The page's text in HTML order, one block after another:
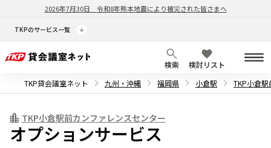
2026年7月30日 令和8年熊本地震により被災された皆さまへ
TKPのサービス一覧
検索
検討リスト
TKP貸会議室ネット
九州・沖縄 福岡県 小倉駅 TKP小倉
TKP小倉駅前カンファレンスセンター
オプションサービス